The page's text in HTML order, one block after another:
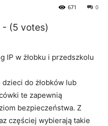
0
671
(5 votes)
IP w żłobku i przedszkolu
do żłobków lub
te zapewnią
bezpieczeństwa. Z
częściej wybierają takie